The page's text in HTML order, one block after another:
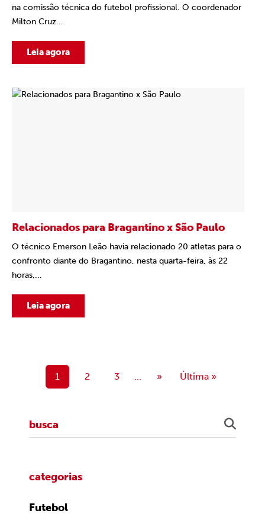
na comissão técnica do futebol profissional. O coordenador
Milton Cruz...
Leia agora
Relacionados para Bragantino x São Paulo
O técnico Emerson Leão havia relacionado 20 atletas para o
confronto diante do Bragantino, nesta quarta-feira, às 22
horas,...
Leia agora
1 2 3 ... » Última »
categorias
Futebol